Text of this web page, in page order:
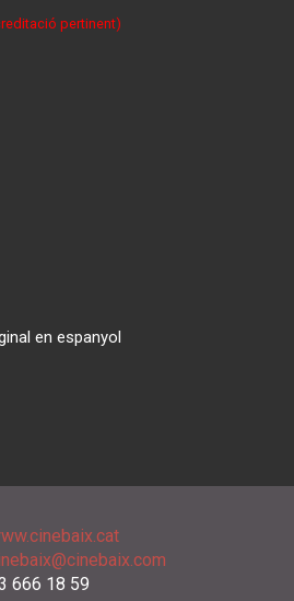
pertinent)
en espanyol
666 18 59